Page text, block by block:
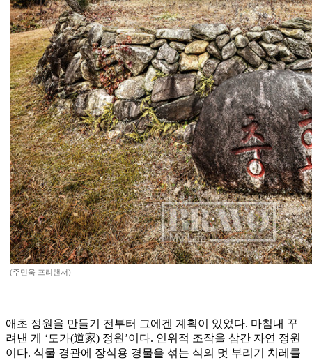
(주민욱 프리랜서)
애초 정원을 만들기 전부터 그에겐 계획이 있었다. 마침내 꾸
려낸 게 ‘도가(道家) 정원’이다. 인위적 조작을 삼간 자연 정원
이다. 식물 경관에 장식용 경물을 섞는 식의 멋 부리기 치레를